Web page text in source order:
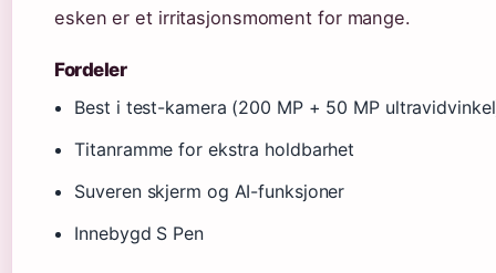
esken er et irritasjonsmoment for mange.
Fordeler
Best i test-kamera (200 MP + 50 MP
Titanramme for ekstra holdbarhet
Suveren skjerm og AI-funksjoner
Innebygd S Pen